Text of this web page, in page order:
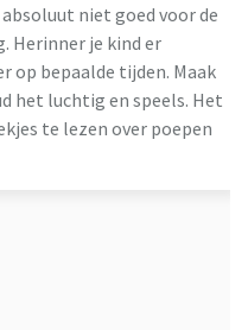
niet goed voor de
Herinner je kind er
op bepaalde tijden. Maak
het luchtig en speels. Het
te lezen over poepen